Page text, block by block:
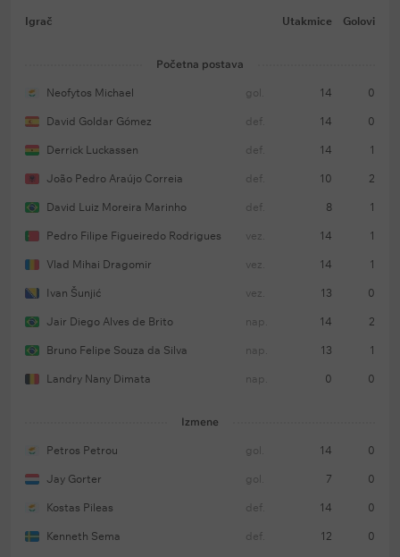
Igrač Utakmice Golovi
Početna postava
Neofytos Michael gol. 14 0
David Goldar Gómez def. 14 0
Derrick Luckassen def. 14 1
João Pedro Araújo Correia def. 10 2
David Luiz Moreira Marinho def. 8 1
Pedro Filipe Figueiredo Rodrigues vez. 14 1
Vlad Mihai Dragomir vez. 14 1
Ivan Šunjić vez. 13 0
Jair Diego Alves de Brito nap. 14 2
Bruno Felipe Souza da Silva nap. 13 1
Landry Nany Dimata nap. 0 0
Izmene
Petros Petrou gol. 14 0
Jay Gorter gol. 7 0
Kostas Pileas def. 14 0
Kenneth Sema def. 12 0